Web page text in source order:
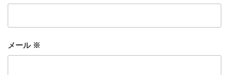
メール ※